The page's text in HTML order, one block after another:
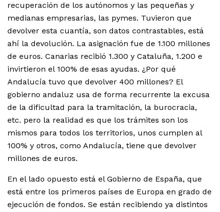
recuperación de los autónomos y las pequeñas y
medianas empresarias, las pymes. Tuvieron que
devolver esta cuantía, son datos contrastables, está
ahí la devolución. La asignación fue de 1.100 millones
de euros. Canarias recibió 1.300 y Cataluña, 1.200 e
invirtieron el 100% de esas ayudas. ¿Por qué
Andalucía tuvo que devolver 400 millones? El
gobierno andaluz usa de forma recurrente la excusa
de la dificultad para la tramitación, la burocracia,
etc. pero la realidad es que los trámites son los
mismos para todos los territorios, unos cumplen al
100% y otros, como Andalucía, tiene que devolver
millones de euros.
En el lado opuesto está el Gobierno de España, que
está entre los primeros países de Europa en grado de
ejecución de fondos. Se están recibiendo ya distintos